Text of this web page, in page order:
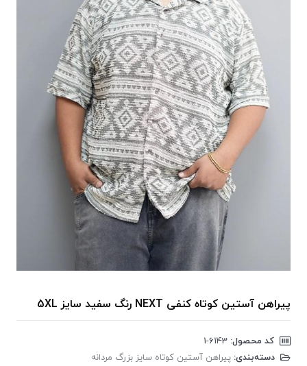
پیراهن آستین کوتاه کنفی NEXT رنگ سفید سایز 5XL
کد محصول:
دسته‌بندی: پیراهن آستین کوتاه سایز بزرگ مردانه